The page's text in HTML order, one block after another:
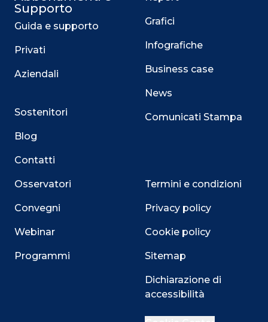
Supporto
Guida e supporto
Privati
Aziendali
Sostenitori
Blog
Contatti
Osservatori
Convegni
Webinar
Programmi
Grafici
Infografiche
Business case
News
Comunicati Stampa
Termini e condizioni
Privacy policy
Cookie policy
Sitemap
Dichiarazione di
accessibilità